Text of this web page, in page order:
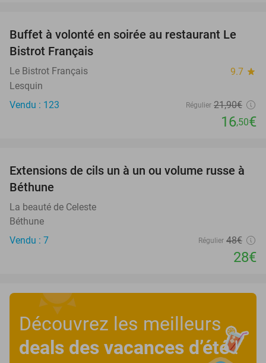
25%
Buffet à volonté en soirée au restaurant Le
Bistrot Français
Le Bistrot Français 9.7 star
Lesquin
Vendu : 123
Régulier 21,90€
16,50€
42%
Extensions de cils un à un ou volume russe à
Béthune
La beauté de Celeste
Béthune
Vendu : 7
Régulier 48€
28€
Découvrez les meilleurs
deals des vacances d’été!